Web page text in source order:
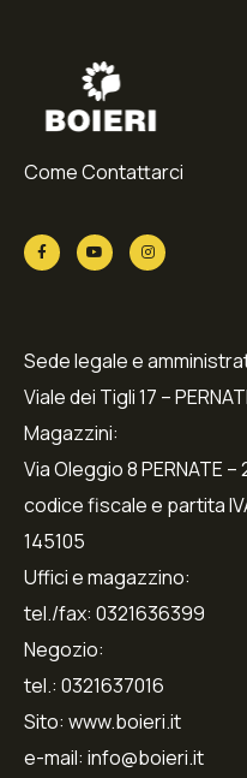
Come Contattarci
Sede legale e
Viale dei Tigli 17 –
Magazzini:
Via Oleggio 8 PERNATE –
codice fiscale e partita
145105
Uffici e magazzino:
tel./fax: 0321636399
Negozio:
tel.: 0321637016
Sito: www.boieri.it
e-mail: info@boieri.it